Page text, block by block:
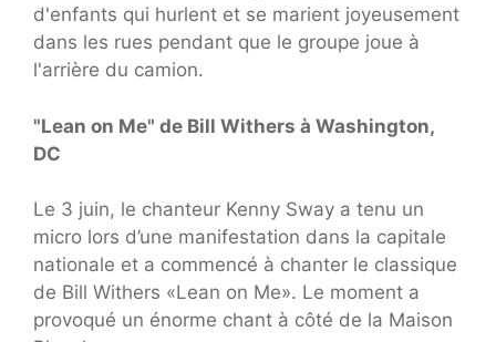
d'enfants qui hurlent et se marient joyeusement
dans les rues pendant que le groupe joue à
l'arrière du camion.
"Lean on Me" de Bill Withers à Washington,
DC
Le 3 juin, le chanteur Kenny Sway a tenu un
micro lors d’une manifestation dans la capitale
nationale et a commencé à chanter le classique
de Bill Withers «Lean on Me». Le moment a
provoqué un énorme chant à côté de la Maison